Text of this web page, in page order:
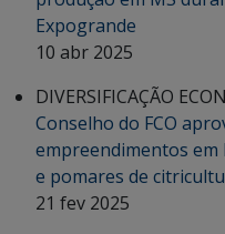
Expogrande
10 abr 2025
DIVERSIFICAÇÃO
Conselho do FCO
empreendimentos em
e pomares de
21 fev 2025